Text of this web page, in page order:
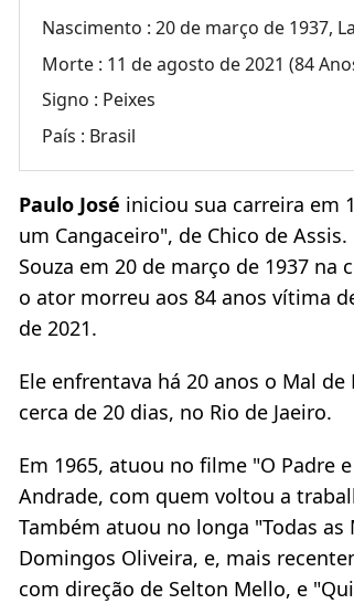
Nascimento :20 de março de 1937,
Morte : 11 de agosto de 2021 (84
Signo : Peixes
País : Brasil
Paulo José iniciou sua carreira em
um Cangaceiro", de Chico de
Souza em 20 de março de 1937 na
o ator morreu aos 84 anos vítima
de 2021.
Ele enfrentava há 20 anos o Mal
cerca de 20 dias, no Rio de Jaeiro.
Em 1965, atuou no filme "O Padre
Andrade, com quem voltou a
Também atuou no longa "Todas
Domingos Oliveira, e, mais
com direção de Selton Mello, e